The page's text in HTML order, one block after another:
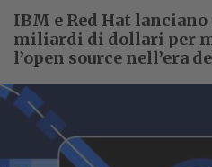
IBM e Red Hat
miliardi di dollari per
l’open source nell’era